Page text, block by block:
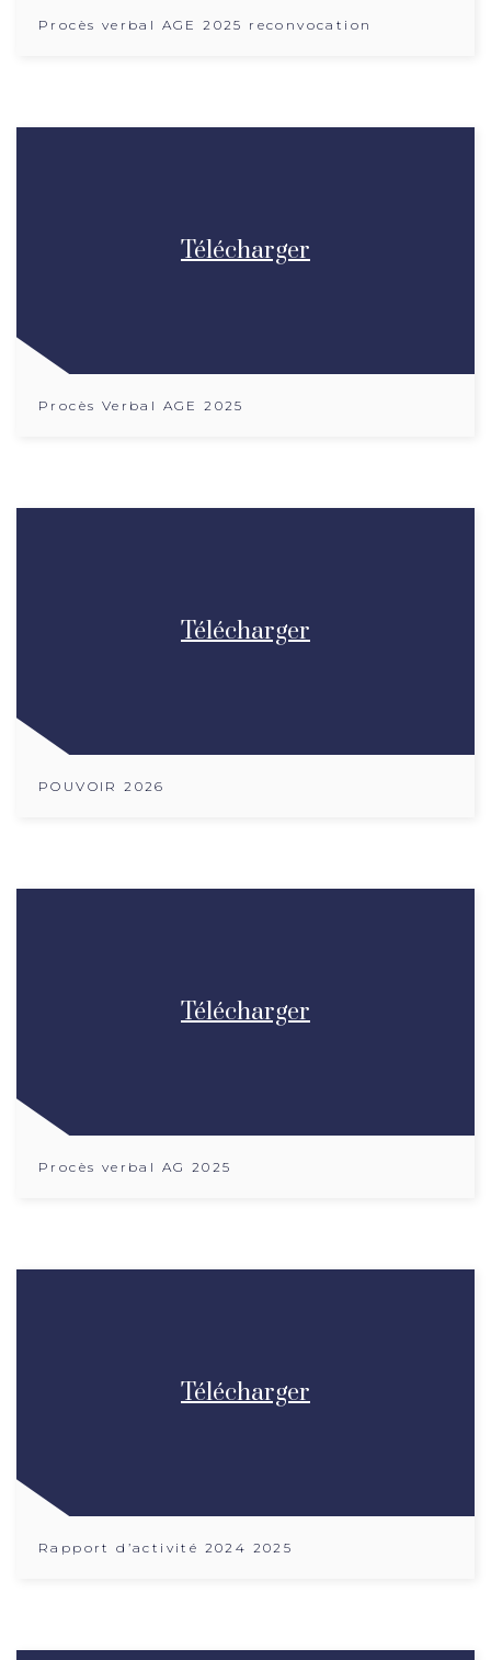
Procès verbal AGE 2025 reconvocation
Télécharger
Procès Verbal AGE 2025
Télécharger
POUVOIR 2026
Télécharger
Procès verbal AG 2025
Télécharger
Rapport d’activité 2024 2025